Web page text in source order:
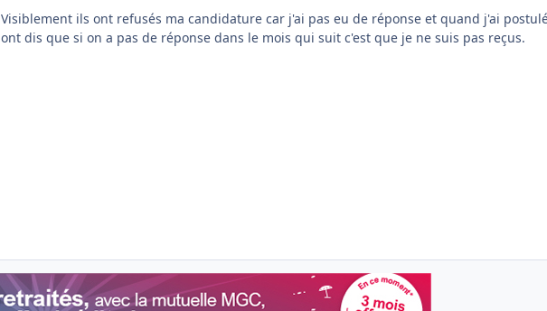
Visiblement ils ont refusés ma candidature car j'ai pas eu de réponse et quand j'ai
ont dis que si on a pas de réponse dans le mois qui suit c'est que je ne suis pas reçus.